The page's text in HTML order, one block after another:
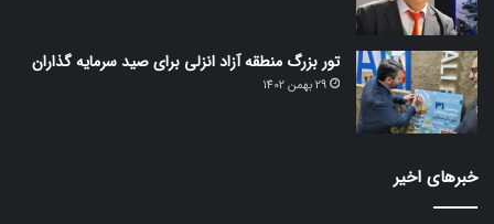
تور بزرگ منطقه آزاد انزلی برای صید سرمایه گذاران
29 بهمن 1402
خبرهای اخیر